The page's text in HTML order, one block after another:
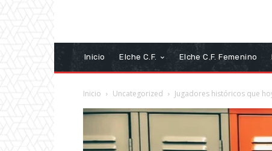
Inicio Elche C.F. Elche C.F. Femenino
Inicio Uncategorized Jugadores históricos que